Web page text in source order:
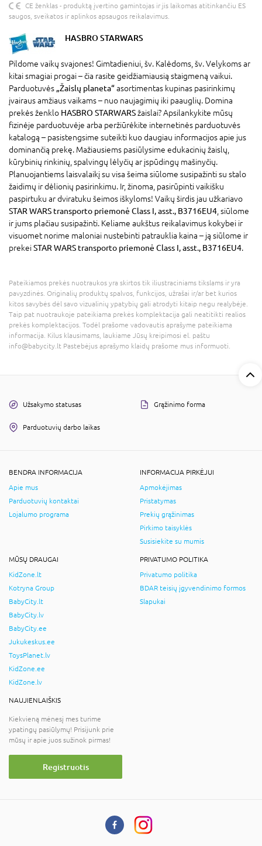
CE ženklas - produktą įvertino gamintojas ir jis laikomas atitinkančiu ES
saugos, sveikatos ir aplinkos apsaugos reikalavimus.
HASBRO STARWARS
Pildome vaikų svajones! Gimtadieniui, šv. Kalėdoms, šv. Velykoms ar
kitai smagiai progai – čia rasite geidžiamiausią staigmeną vaikui.
Parduotuvės „Žaislų planeta“asortimentas kupinas pasirinkimų
įvairaus amžiaus vaikams – nuo naujagimių iki paauglių. Domina
prekės ženklo HASBRO STARWARSžaislai? Apsilankykite mūsų
fizinėje parduotuvėje arba peržiūrėkite internetinės parduotuvės
katalogą – pasistengsime suteikti kuo daugiau informacijos apie jus
dominančią prekę. Mažiausiems pasiūlysime edukacinių žaislų,
kūrybinių rinkinių, spalvingų lėlyčių ar įspūdingų mašinyčių.
Planuojantiems laisvalaikį su visa šeima siūlome susipažinti su stalo
žaidimų ir dėlionių pasirinkimu. Ir, žinoma, pasirūpinti vaikišku
paspirtuku ar dviratuku šeimos iškyloms! Vaikų širdis jau užkariavo
STAR WARS transporto priemonė Class I, asst., B3716EU4, siūlome
ir jums plačiau susipažinti. Keliame aukštus reikalavimus kokybei ir
visuomet norime maloniai nustebinti patrauklia kaina – ją siūlome ir
prekeiSTAR WARS transporto priemonė Class I, asst., B3716EU4.
Pateikiamos prekės nuotraukos yra skirtos tik iliustraciniams tikslams ir yra
pavyzdinės. Originalių produktų spalvos, funkcijos, užrašai ir/ar bet kurios
kitos savybės dėl savo vizualinių ypatybių gali atrodyti kitaip negu realybėje.
Taip pat nuotraukoje pateikiama prekės komplektacija gali neatitikti realios
prekės komplektacijos. Todėl prašome vadovautis aprašyme pateikiama
informacija. Kilus klausimams, laukiame Jūsų kreipimosi el. paštu
info@babycity.lt Pastebėjus aprašymo klaidų prašome mus informuoti.
Užsakymo statusas Grąžinimo forma
Parduotuvių darbo laikas
BENDRA INFORMACIJA
Apie mus
Parduotuvių kontaktai
Lojalumo programa
INFORMACIJA PIRKĖJUI
Apmokėjimas
Pristatymas
Prekių grąžinimas
Pirkimo taisyklės
Susisiekite su mumis
MŪSŲ DRAUGAI
KidZone.lt
Kotryna Group
BabyCity.lt
BabyCity.lv
BabyCity.ee
Jukukeskus.ee
ToysPlanet.lv
KidZone.ee
KidZone.lv
PRIVATUMO POLITIKA
Privatumo politika
BDAR teisių įgyvendinimo formos
Slapukai
NAUJIENLAIŠKIS
Kiekvieną mėnesį mes turime
ypatingų pasiūlymų! Prisijunk prie
mūsų ir apie juos sužinok pirmas!
Registruotis